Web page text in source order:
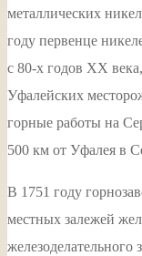
металлических
году первенце
с 80-х годов XX
Уфалейских
горные работы на
500 км от Уфалея в
В 1751 году
местных залежей